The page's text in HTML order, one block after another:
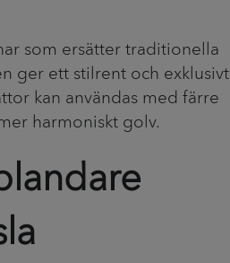
som ersätter traditionella
ger ett stilrent och exklusivt
kan användas med färre
harmoniskt golv.